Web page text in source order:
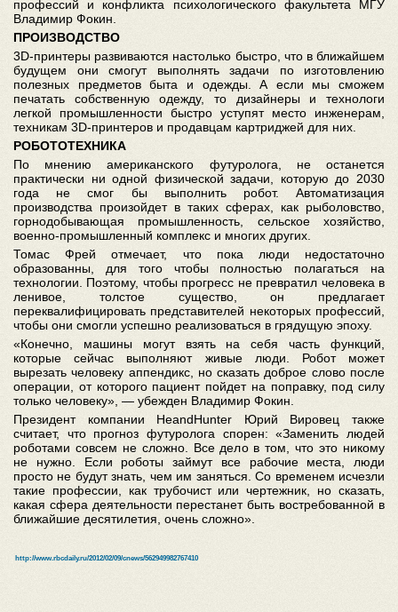
профессий и конфликта психологического факультета МГУ
Владимир Фокин.
ПРОИЗВОДСТВО
3D-принтеры развиваются настолько быстро, что в ближайшем
будущем они смогут выполнять задачи по изготовлению
полезных предметов быта и одежды. А если мы сможем
печатать собственную одежду, то дизайнеры и технологи
легкой промышленности быстро уступят место инженерам,
техникам 3D-принтеров и продавцам картриджей для них.
РОБОТОТЕХНИКА
По мнению американского футуролога, не останется
практически ни одной физической задачи, которую до 2030
года не смог бы выполнить робот. Автоматизация
производства произойдет в таких сферах, как рыболовство,
горнодобывающая промышленность, сельское хозяйство,
военно-промышленный комплекс и многих других.
Томас Фрей отмечает, что пока люди недостаточно
образованны, для того чтобы полностью полагаться на
технологии. Поэтому, чтобы прогресс не превратил человека в
ленивое, толстое существо, он предлагает
переквалифицировать представителей некоторых профессий,
чтобы они смогли успешно реализоваться в грядущую эпоху.
«Конечно, машины могут взять на себя часть функций,
которые сейчас выполняют живые люди. Робот может
вырезать человеку аппендикс, но сказать доброе слово после
операции, от которого пациент пойдет на поправку, под силу
только человеку», — убежден Владимир Фокин.
Президент компании HeandHunter Юрий Вировец также
считает, что прогноз футуролога спорен: «Заменить людей
роботами совсем не сложно. Все дело в том, что это никому
не нужно. Если роботы займут все рабочие места, люди
просто не будут знать, чем им заняться. Со временем исчезли
такие профессии, как трубочист или чертежник, но сказать,
какая сфера деятельности перестанет быть востребованной в
ближайшие десятилетия, очень сложно».
http://www.rbcdaily.ru/2012/02/09/cnews/562949982767410